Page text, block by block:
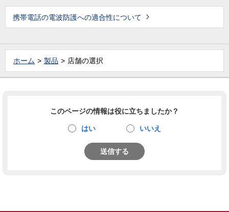
携帯電話の電波防護への適合性について
ホーム 製品 店舗の選択
このページの情報は役に立ちましたか？
はい いいえ
送信する